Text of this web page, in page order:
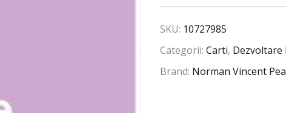
SKU: 10727985
Categorii:Carti, Dezvoltare
Brand: Norman Vincent